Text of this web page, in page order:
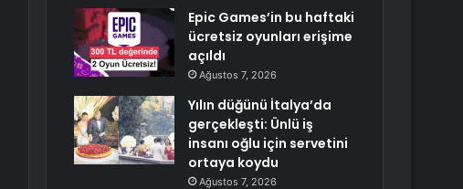
Epic Games’in bu haftaki
ücretsiz oyunları erişime
açıldı
Ağustos 7, 2026
Yılın düğünü İtalya’da
gerçekleşti: Ünlü iş
insanı oğlu için servetini
ortaya koydu
Ağustos 7, 2026